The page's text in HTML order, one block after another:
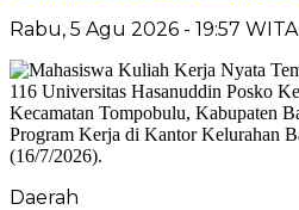
Rabu, 5 Agu 2026 - 19:57 WITA
Daerah